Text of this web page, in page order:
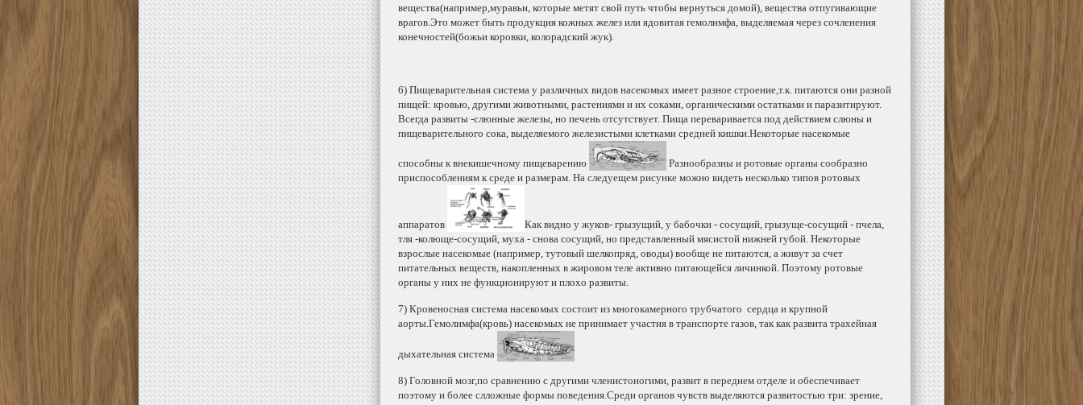
вещества(например,муравьи, которые метят свой путь чтобы вернуться домой), вещества отпугивающие
врагов.Это может быть продукция кожных желез или ядовитая гемолимфа, выделяемая через сочленения
конечностей(божьи коровки, колорадский жук).
6) Пищеварительная система у различных видов насекомых имеет разное строение,т.к. питаются они разной
пищей: кровью, другими животными, растениями и их соками, органическими остатками и паразитируют.
Всегда развиты -слюнные железы, но печень отсутствует. Пища переваривается под действием слюны и
пищеварительного сока, выделяемого железистыми клетками средней кишки.Некоторые насекомые
способны к внекишечному пищеварению
Разнообразны и ротовые органы сообразно
приспособлениям к среде и размерам. На следуещем рисунке можно видеть несколько типов ротовых
аппаратов
Как видно у жуков- грызущий, у бабочки - сосущий, грызуще-сосущий - пчела,
тля -колюще-сосущий, муха - снова сосущий, но представленный мясистой нижней губой. Некоторые
взрослые насекомые (например, тутовый шелкопряд, оводы) вообще не питаются, а живут за счет
питательных веществ, накопленных в жировом теле активно питающейся личинкой. Поэтому ротовые
органы у них не функционируют и плохо развиты.
7) Кровеносная система насекомых состоит из многокамерного трубчатого сердца и крупной
аорты.Гемолимфа(кровь) насекомых не принимает участия в транспорте газов, так как развита трахейная
дыхательная система
8) Головной мозг,по сравнению с другими членистоногими, развит в переднем отделе и обеспечивает
поэтому и более слложные формы поведения.Среди органов чувств выделяются развитостью три: зрение,